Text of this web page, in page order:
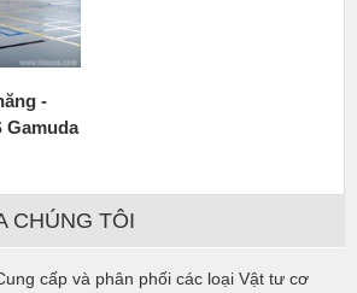
-
Gamuda
CHÚNG TÔI
cấp và phân phối các loại Vật tư cơ